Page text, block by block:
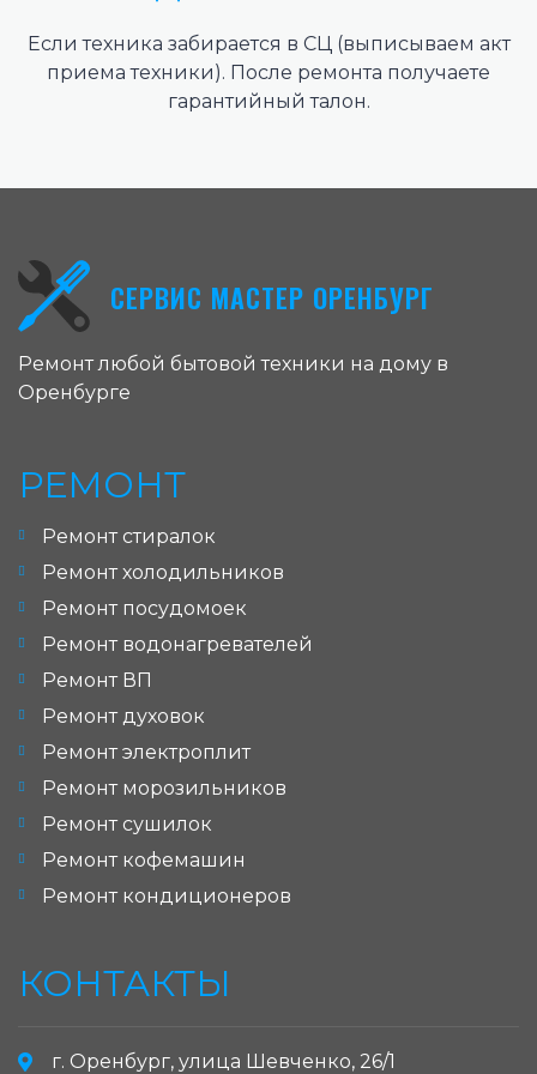
Если техника забирается в СЦ (выписываем акт
приема техники). После ремонта получаете
гарантийный талон.
СЕРВИС МАСТЕР ОРЕНБУРГ
Ремонт любой бытовой техники на дому в
Оренбурге
РЕМОНТ
Ремонт стиралок
Ремонт холодильников
Ремонт посудомоек
Ремонт водонагревателей
Ремонт ВП
Ремонт духовок
Ремонт электроплит
Ремонт морозильников
Ремонт сушилок
Ремонт кофемашин
Ремонт кондиционеров
КОНТАКТЫ
г. Оренбург, улица Шевченко, 26/1